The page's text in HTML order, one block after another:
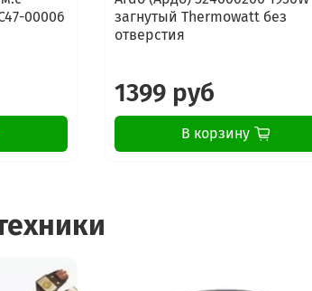
00006
загнутый Thermowatt без
отверстия
1399 руб
В корзину